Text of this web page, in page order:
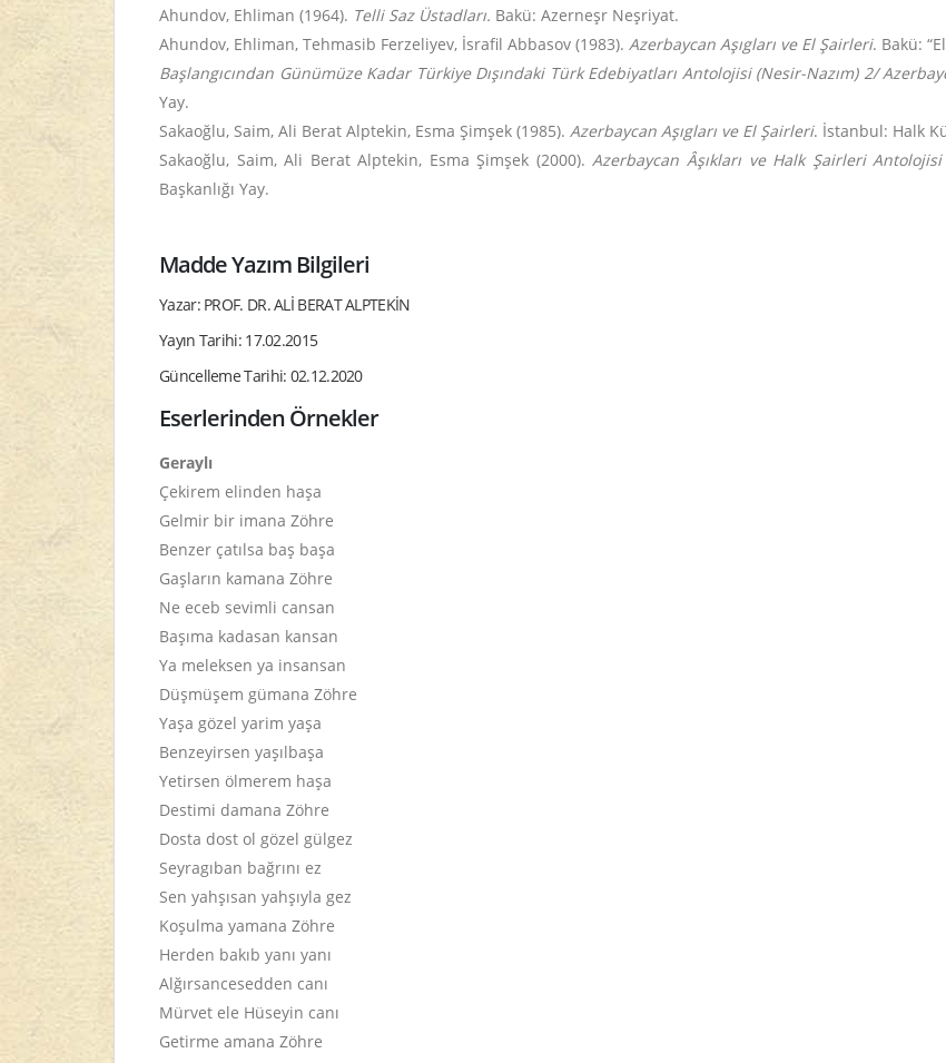
Ahundov, Ehliman (1964). Telli Saz Üstadları. Bakü: Azerneşr Neşriyat.
Ahundov, Ehliman, Tehmasib Ferzeliyev, İsrafil Abbasov (1983). Azerbaycan Aşıgları ve El Şairleri. Bakü:
Başlangıcından Günümüze Kadar Türkiye Dışındaki Türk Edebiyatları Antolojisi (Nesir-Nazım) 2/
Yay.
Sakaoğlu, Saim, Ali Berat Alptekin, Esma Şimşek (1985). Azerbaycan Aşıgları ve El Şairleri. İstanbul: Halk
Sakaoğlu, Saim, Ali Berat Alptekin, Esma Şimşek (2000).Azerbaycan Âşıkları ve Halk Şairleri
Başkanlığı Yay.
Madde Yazım Bilgileri
Yazar: PROF. DR. ALİ BERAT ALPTEKİN
Yayın Tarihi: 17.02.2015
Güncelleme Tarihi: 02.12.2020
Eserlerinden Örnekler
Geraylı
Çekirem elinden haşa
Gelmir bir imana Zöhre
Benzer çatılsa baş başa
Gaşların kamana Zöhre
Ne eceb sevimli cansan
Başıma kadasan kansan
Ya meleksen ya insansan
Düşmüşem gümana Zöhre
Yaşa gözel yarim yaşa
Benzeyirsen yaşılbaşa
Yetirsen ölmerem haşa
Destimi damana Zöhre
Dosta dost ol gözel gülgez
Seyragıban bağrını ez
Sen yahşısan yahşıyla gez
Koşulma yamana Zöhre
Herden bakıb yanı yanı
Alğırsancesedden canı
Mürvet ele Hüseyin canı
Getirme amana Zöhre